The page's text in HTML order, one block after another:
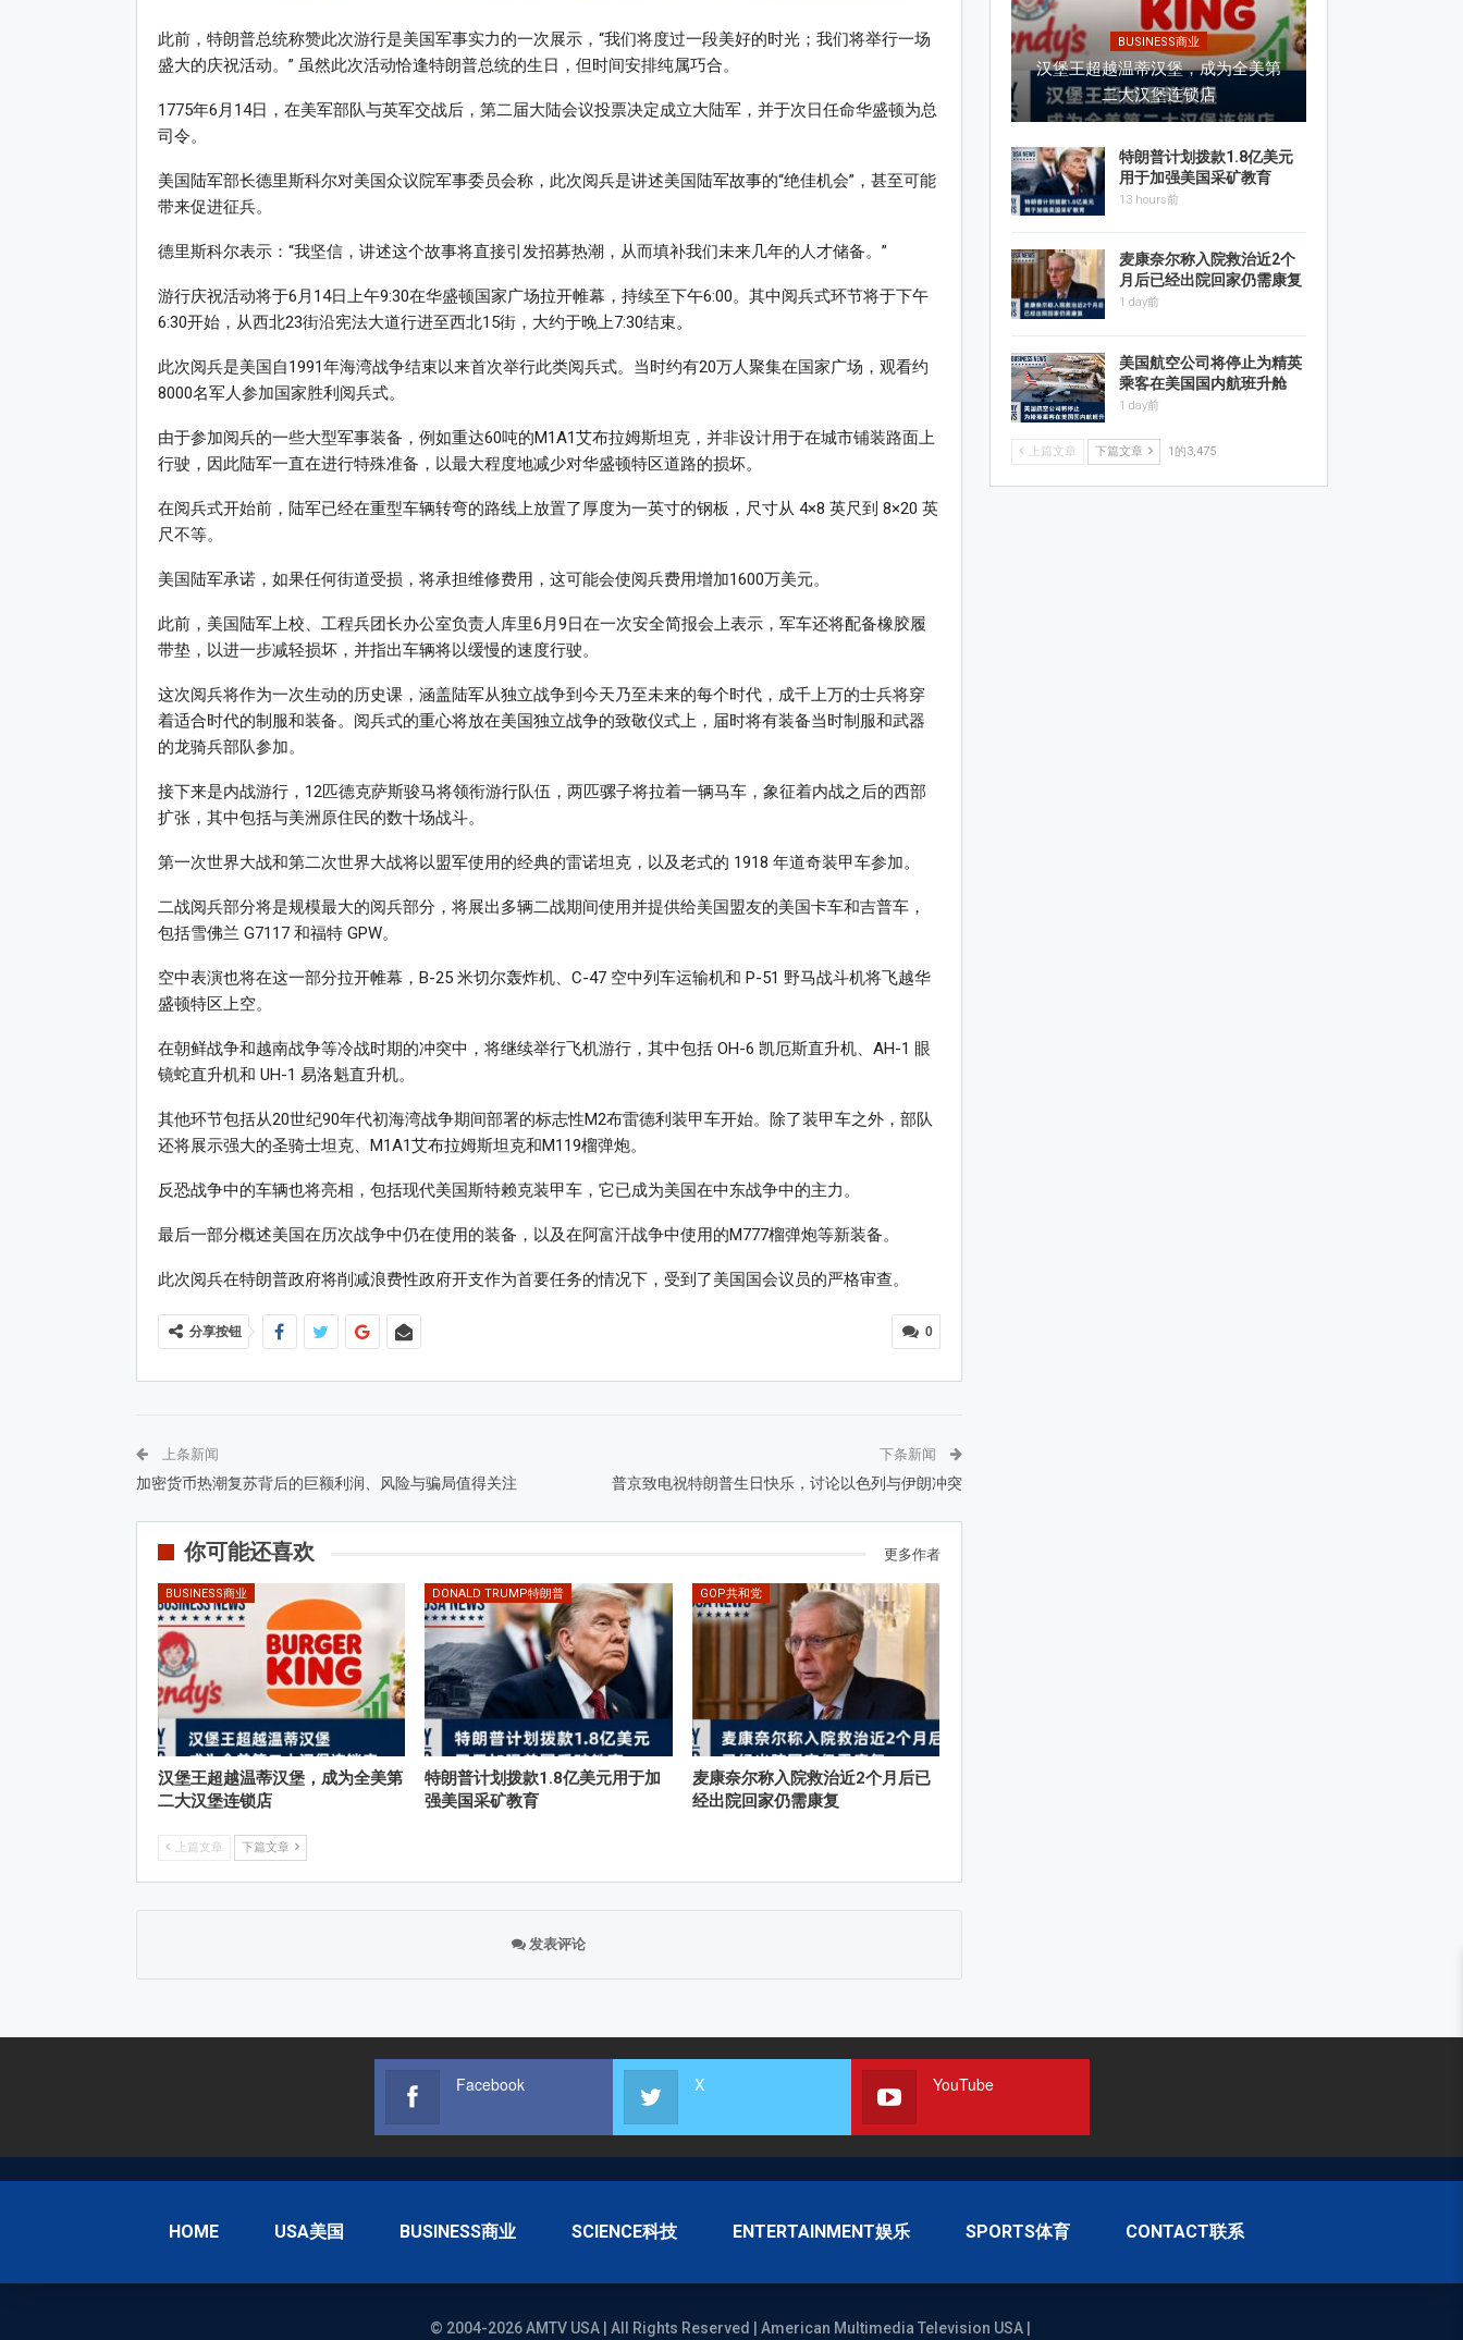
此前，特朗普总统称赞此次游行是美国军事实力的一次展示，“我们将度过一段美好的时光；我们将举行一场
盛大的庆祝活动。” 虽然此次活动恰逢特朗普总统的生日，但时间安排纯属巧合。
1775年6月14日，在美军部队与英军交战后，第二届大陆会议投票决定成立大陆军，并于次日任命华盛顿为总
司令。
美国陆军部长德里斯科尔对美国众议院军事委员会称，此次阅兵是讲述美国陆军故事的“绝佳机会”，甚至可能
带来促进征兵。
德里斯科尔表示：“我坚信，讲述这个故事将直接引发招募热潮，从而填补我们未来几年的人才储备。”
游行庆祝活动将于6月14日上午9:30在华盛顿国家广场拉开帷幕，持续至下午6:00。其中阅兵式环节将于下午
6:30开始，从西北23街沿宪法大道行进至西北15街，大约于晚上7:30结束。
此次阅兵是美国自1991年海湾战争结束以来首次举行此类阅兵式。当时约有20万人聚集在国家广场，观看约
8000名军人参加国家胜利阅兵式。
由于参加阅兵的一些大型军事装备，例如重达60吨的M1A1艾布拉姆斯坦克，并非设计用于在城市铺装路面上
行驶，因此陆军一直在进行特殊准备，以最大程度地减少对华盛顿特区道路的损坏。
在阅兵式开始前，陆军已经在重型车辆转弯的路线上放置了厚度为一英寸的钢板，尺寸从 4×8 英尺到 8×20 英
尺不等。
美国陆军承诺，如果任何街道受损，将承担维修费用，这可能会使阅兵费用增加1600万美元。
此前，美国陆军上校、工程兵团长办公室负责人库里6月9日在一次安全简报会上表示，军车还将配备橡胶履
带垫，以进一步减轻损坏，并指出车辆将以缓慢的速度行驶。
这次阅兵将作为一次生动的历史课，涵盖陆军从独立战争到今天乃至未来的每个时代，成千上万的士兵将穿
着适合时代的制服和装备。阅兵式的重心将放在美国独立战争的致敬仪式上，届时将有装备当时制服和武器
的龙骑兵部队参加。
接下来是内战游行，12匹德克萨斯骏马将领衔游行队伍，两匹骡子将拉着一辆马车，象征着内战之后的西部
扩张，其中包括与美洲原住民的数十场战斗。
第一次世界大战和第二次世界大战将以盟军使用的经典的雷诺坦克，以及老式的 1918 年道奇装甲车参加。
二战阅兵部分将是规模最大的阅兵部分，将展出多辆二战期间使用并提供给美国盟友的美国卡车和吉普车，
包括雪佛兰 G7117 和福特 GPW。
空中表演也将在这一部分拉开帷幕，B-25 米切尔轰炸机、C-47 空中列车运输机和 P-51 野马战斗机将飞越华
盛顿特区上空。
在朝鲜战争和越南战争等冷战时期的冲突中，将继续举行飞机游行，其中包括 OH-6 凯厄斯直升机、AH-1 眼
镜蛇直升机和 UH-1 易洛魁直升机。
其他环节包括从20世纪90年代初海湾​​战争期间部署的标志性M2布雷德利装甲车开始。除了装甲车之外，部队
还将展示强大的圣骑士坦克、M1A1艾布拉姆斯坦克和M119榴弹炮。
反恐战争中的车辆也将亮相，包括现代美国斯特赖克装甲车，它已成为美国在中东战争中的主力。
最后一部分概述美国在历次战争中仍在使用的装备，以及在阿富汗战争中使用的M777榴弹炮等新装备。
此次阅兵在特朗普政府将削减浪费性政府开支作为首要任务的情况下，受到了美国国会议员的严格审查。
0
分享按钮
上条新闻
加密货币热潮复苏背后的巨额利润、风险与骗局值得关注
下条新闻
普京致电祝特朗普生日快乐，讨论以色列与伊朗冲突
你可能还喜欢 更多作者
BUSINESS商业
汉堡王超越温蒂汉堡，成为全美第
二大汉堡连锁店
DONALD TRUMP特朗普
特朗普计划拨款1.8亿美元用于加
强美国采矿教育
GOP共和党
麦康奈尔称入院救治近2个月后已
经出院回家仍需康复
上篇文章 下篇文章
发表评论
BUSINESS商业
汉堡王超越温蒂汉堡，成为全美第
二大汉堡连锁店
特朗普计划拨款1.8亿美元
用于加强美国采矿教育
13 hours前
麦康奈尔称入院救治近2个
月后已经出院回家仍需康复
1 day前
美国航空公司将停止为精英
乘客在美国国内航班升舱
1 day前
上篇文章 下篇文章 1的3,475
Facebook X YouTube
HOME USA美国 BUSINESS商业 SCIENCE科技 ENTERTAINMENT娱乐 SPORTS体育 CONTACT联系
© 2004-2026 AMTV USA | All Rights Reserved | American Multimedia Television USA |